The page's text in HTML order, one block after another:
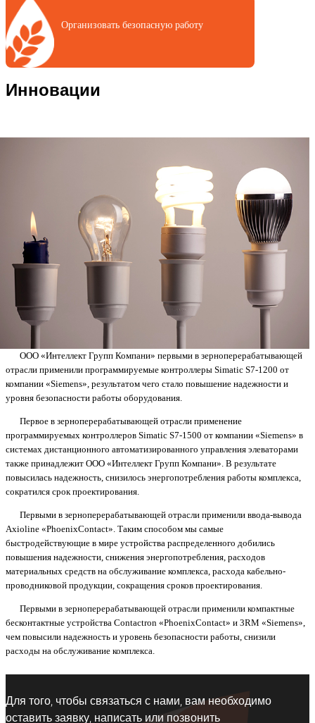
Организовать безопасную работу
Инновации
ООО «Интеллект Групп Компани» первыми в зерноперерабатывающей
отрасли применили программируемые контроллеры Simatic S7-1200 от
компании «Siemens», результатом чего стало повышение надежности и
уровня безопасности работы оборудования.
Первое в зерноперерабатывающей отрасли применение
программируемых контроллеров Simatic S7-1500 от компании «Siemens» в
системах дистанционного автоматизированного управления элеваторами
также принадлежит ООО «Интеллект Групп Компани». В результате
повысилась надежность, снизилось энергопотребления работы комплекса,
сократился срок проектирования.
Первыми в зерноперерабатывающей отрасли применили ввода-вывода
Axioline «PhoenixContact». Таким способом мы самые
быстродействующие в мире устройства распределенного добились
повышения надежности, снижения энергопотребления, расходов
материальных средств на обслуживание комплекса, расхода кабельно-
проводниковой продукции, сокращения сроков проектирования.
Первыми в зерноперерабатывающей отрасли применили компактные
бесконтактные устройства Contactron «PhoenixContact» и 3RM «Siemens»,
чем повысили надежность и уровень безопасности работы, снизили
расходы на обслуживание комплекса.
Для того, чтобы связаться с нами, вам необходимо
оставить заявку, написать или позвонить